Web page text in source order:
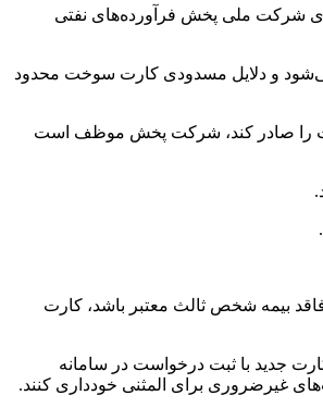
شرکت ملی پخش فرآورده‌های نفتی
و دلایل مسدودی کارت سوخت محدود
را صادر کند، شرکت پخش موظف است
بیمه شخص ثالث معتبر باشد، کارت
جدید با ثبت درخواست در سامانه